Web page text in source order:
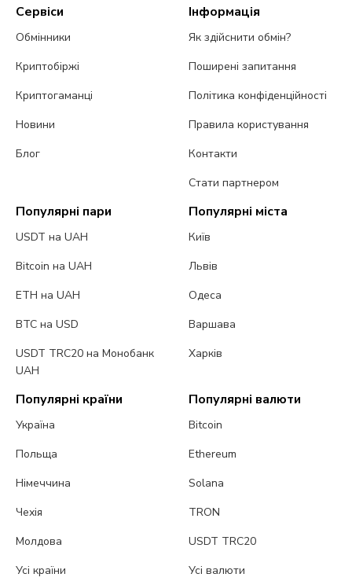
Сервіси
Обмінники
Криптобіржі
Криптогаманці
Новини
Блог
Інформація
Як здійснити обмін?
Поширені запитання
Політика конфіденційності
Правила користування
Контакти
Стати партнером
Популярні пари
USDT на UAH
Bitcoin на UAH
ETH на UAH
BTC на USD
USDT TRC20 на Монобанк
UAH
Популярні міста
Київ
Львів
Одеса
Варшава
Харків
Популярні країни
Україна
Польща
Німеччина
Чехія
Молдова
Усі країни
Популярні валюти
Bitcoin
Ethereum
Solana
TRON
USDT TRC20
Усі валюти